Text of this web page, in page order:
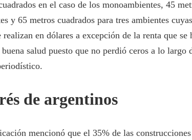
en el caso de los monoambientes, 45
y 65 metros cuadrados para tres ambientes
realizan en dólares a excepción de la renta que se
buena salud puesto que no perdió ceros a lo largo
de argentinos
mencionó que el 35% de las